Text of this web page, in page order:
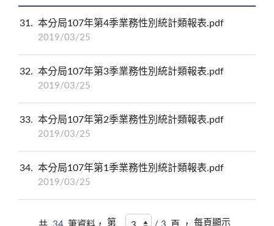
31 本分局107年第4季業務性別統計類報表.pdf
2019/03/25
32 本分局107年第3季業務性別統計類報表.pdf
2019/03/25
33 本分局107年第2季業務性別統計類報表.pdf
2019/03/25
34 本分局107年第1季業務性別統計類報表.pdf
2019/03/25
第 每頁顯示